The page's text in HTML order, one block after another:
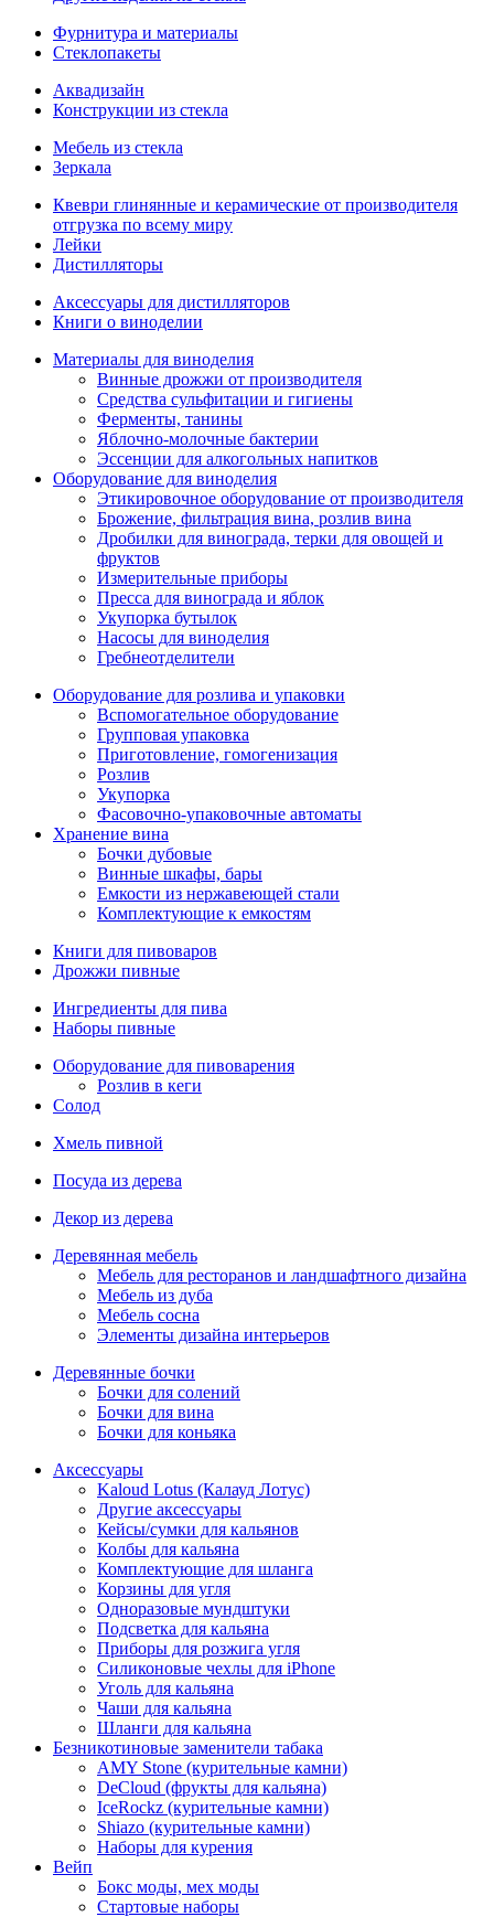
Фурнитура и материалы
Стеклопакеты
Аквадизайн
Конструкции из стекла
Мебель из стекла
Зеркала
Квеври глинянные и керамические от производителя
отгрузка по всему миру
Лейки
Дистилляторы
Аксессуары для дистилляторов
Книги о виноделии
Материалы для виноделия
Винные дрожжи от производителя
Средства сульфитации и гигиены
Ферменты, танины
Яблочно-молочные бактерии
Эссенции для алкогольных напитков
Оборудование для виноделия
Этикировочное оборудование от производителя
Брожение, фильтрация вина, розлив вина
Дробилки для винограда, терки для овощей и
фруктов
Измерительные приборы
Пресса для винограда и яблок
Укупорка бутылок
Насосы для виноделия
Гребнеотделители
Оборудование для розлива и упаковки
Вспомогательное оборудование
Групповая упаковка
Приготовление, гомогенизация
Розлив
Укупорка
Фасовочно-упаковочные автоматы
Хранение вина
Бочки дубовые
Винные шкафы, бары
Емкости из нержавеющей стали
Комплектующие к емкостям
Книги для пивоваров
Дрожжи пивные
Ингредиенты для пива
Наборы пивные
Оборудование для пивоварения
Розлив в кеги
Солод
Хмель пивной
Посуда из дерева
Декор из дерева
Деревянная мебель
Мебель для ресторанов и ландшафтного дизайна
Мебель из дуба
Мебель сосна
Элементы дизайна интерьеров
Деревянные бочки
Бочки для солений
Бочки для вина
Бочки для коньяка
Аксессуары
Kaloud Lotus (Калауд Лотус)
Другие аксессуары
Кейсы/сумки для кальянов
Колбы для кальяна
Комплектующие для шланга
Корзины для угля
Одноразовые мундштуки
Подсветка для кальяна
Приборы для розжига угля
Силиконовые чехлы для iPhone
Уголь для кальяна
Чаши для кальяна
Шланги для кальяна
Безникотиновые заменители табака
AMY Stone (курительные камни)
DeCloud (фрукты для кальяна)
IceRockz (курительные камни)
Shiazo (курительные камни)
Наборы для курения
Вейп
Бокс моды, мех моды
Стартовые наборы